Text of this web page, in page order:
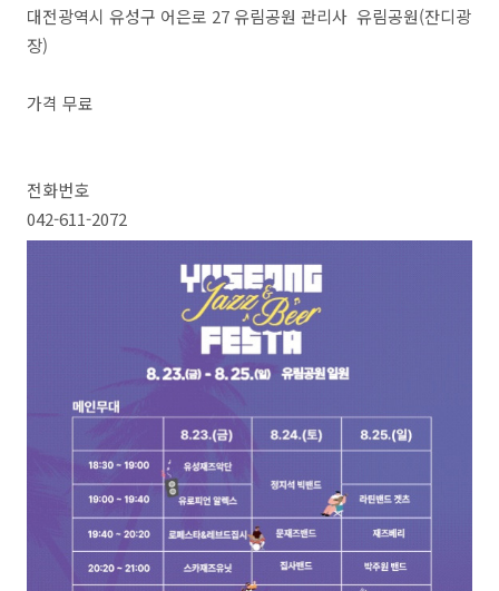
대전광역시 유성구 어은로 27 유림공원 관리사 유림공원(잔디광
장)
가격 무료
전화번호
042-611-2072